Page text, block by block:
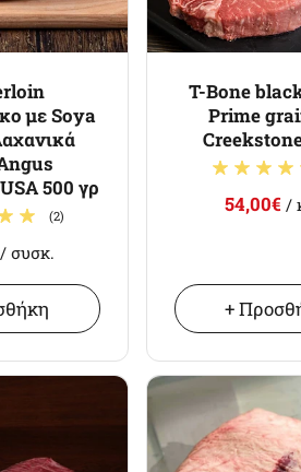
με Soya
500 γρ
(2)
/ συσκ.
T-Bone
Prime
54,00€ /
+